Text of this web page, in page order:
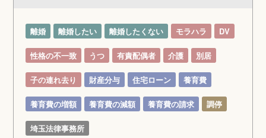
離婚 離婚したい 離婚したくない モラハラ DV
性格の不一致 うつ 有責配偶者 介護 別居
子の連れ去り 財産分与 住宅ローン 養育費
養育費の増額 養育費の減額 養育費の請求 調停
埼玉法律事務所